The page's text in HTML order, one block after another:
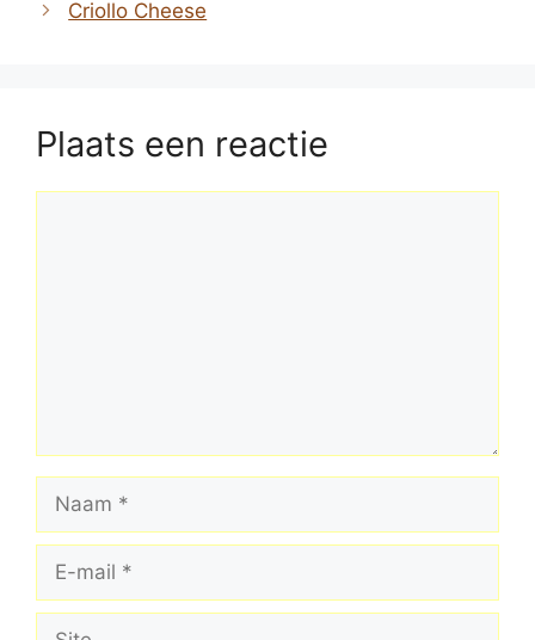
Criollo Cheese
Plaats een reactie
Naam
Site